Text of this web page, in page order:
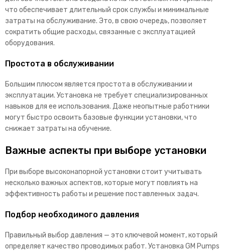
что обеспечивает длительный срок службы и минимальные
затраты на обслуживание. Это, в свою очередь, позволяет
сократить общие расходы, связанные с эксплуатацией
оборудования.
Простота в обслуживании
Большим плюсом является простота в обслуживании и
эксплуатации. Установка не требует специализированных
навыков для ее использования. Даже неопытные работники
могут быстро освоить базовые функции установки, что
снижает затраты на обучение.
Важные аспекты при выборе установки
При выборе высоконапорной установки стоит учитывать
несколько важных аспектов, которые могут повлиять на
эффективность работы и решение поставленных задач.
Подбор необходимого давления
Правильный выбор давления — это ключевой момент, который
определяет качество проводимых работ. Установка GM Pumps